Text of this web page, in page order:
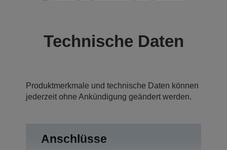
Technische Daten
Produktmerkmale und technische Daten können
jederzeit ohne Ankündigung geändert werden.
Anschlüsse